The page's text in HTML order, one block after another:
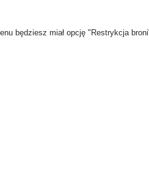
będziesz miał opcję "Restrykcja